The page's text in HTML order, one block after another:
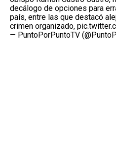
decálogo de opciones para
país, entre las que destacó
crimen organizado,
— PuntoPorPuntoTV